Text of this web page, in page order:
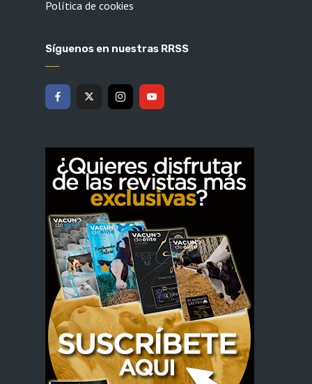
Política de cookies
Síguenos en nuestras RRSS